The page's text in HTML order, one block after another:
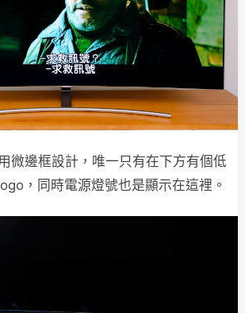
微邊框設計，唯一只有在下方有個低
，同時電源燈號也是顯示在這裡。